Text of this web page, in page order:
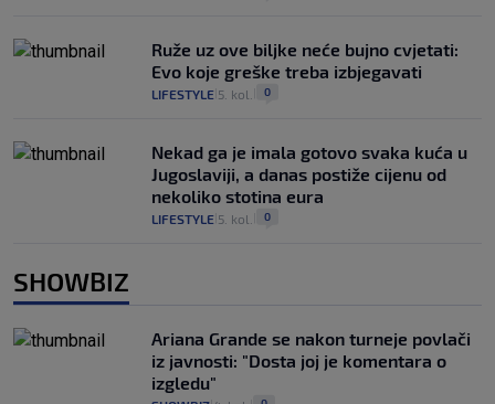
Ruže uz ove biljke neće bujno cvjetati:
Evo koje greške treba izbjegavati
LIFESTYLE 5. kol. 0
Nekad ga je imala gotovo svaka kuća u
Jugoslaviji, a danas postiže cijenu od
nekoliko stotina eura
LIFESTYLE 5. kol. 0
SHOWBIZ
Ariana Grande se nakon turneje povlači
iz javnosti: "Dosta joj je komentara o
izgledu"